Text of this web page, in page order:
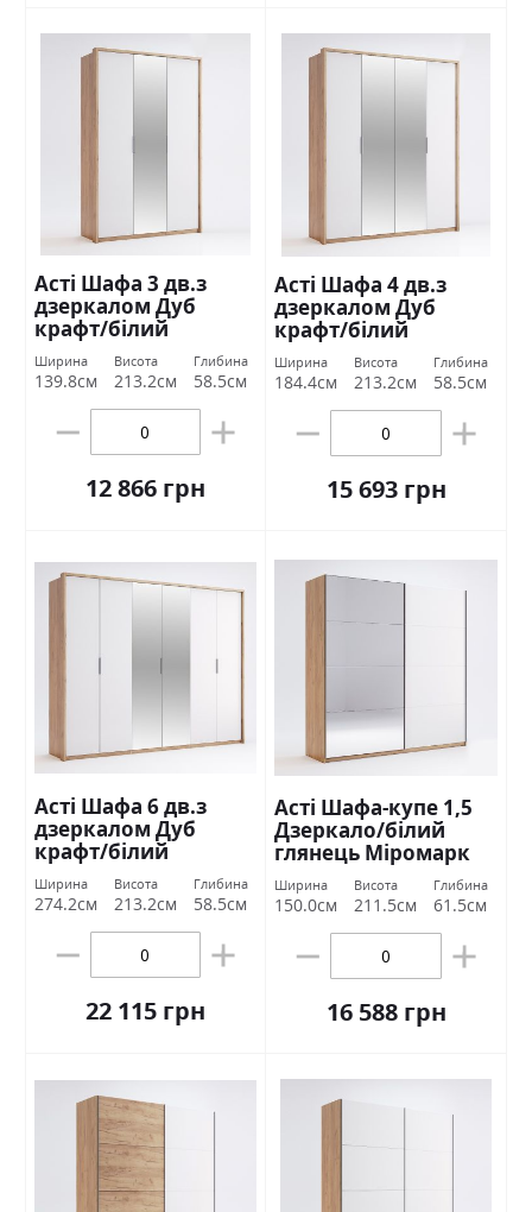
Асті Шафа 3 дв.з
дзеркалом Дуб
крафт/білий
глянець Міромарк
Ширина
139.8см
Висота
213.2см
Глибина
58.5см
12 866 грн
Асті Шафа 4 дв.з
дзеркалом Дуб
крафт/білий
глянець Міромарк
Ширина
184.4см
Висота
213.2см
Глибина
58.5см
15 693 грн
Асті Шафа 6 дв.з
дзеркалом Дуб
крафт/білий
глянець Міромарк
Ширина
274.2см
Висота
213.2см
Глибина
58.5см
22 115 грн
Асті Шафа-купе 1,5
Дзеркало/білий
глянець Міромарк
Ширина
150.0см
Висота
211.5см
Глибина
61.5см
16 588 грн